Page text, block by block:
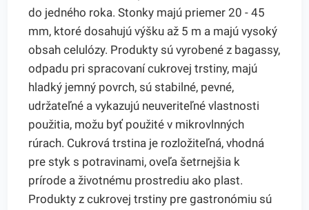
do jedného roka. Stonky majú priemer 20 - 45
mm, ktoré dosahujú výšku až 5 m a majú vysoký
obsah celulózy. Produkty sú vyrobené z bagassy,
odpadu pri spracovaní cukrovej trstiny, majú
hladký jemný povrch, sú stabilné, pevné,
udržateľné a vykazujú neuveriteľné vlastnosti
použitia, možu byť použité v mikrovlnných
rúrach. Cukrová trstina je rozložiteľná, vhodná
pre styk s potravinami, oveľa šetrnejšia k
prírode a životnému prostrediu ako plast.
Produkty z cukrovej trstiny pre gastronómiu sú